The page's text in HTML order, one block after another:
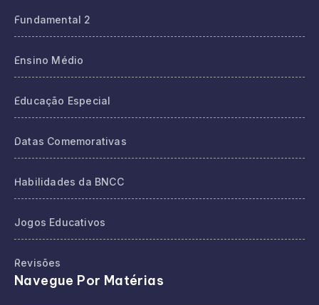
Fundamental 2
Ensino Médio
Educação Especial
Datas Comemorativas
Habilidades da BNCC
Jogos Educativos
Revisões
Navegue Por Matérias